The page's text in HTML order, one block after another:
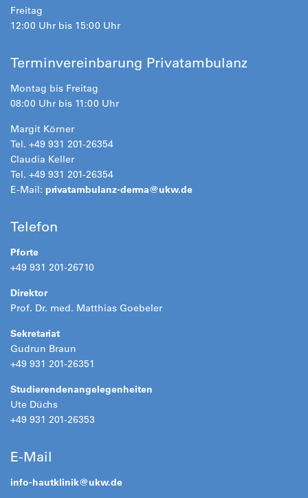
Freitag
12:00 Uhr bis 15:00 Uhr
Terminvereinbarung Privatambulanz
Montag bis Freitag
08:00 Uhr bis 11:00 Uhr
Margit Körner
Tel. +49 931 201-26354
Claudia Keller
Tel. +49 931 201-26354
E-Mail: privatambulanz-derma@ukw.de
Telefon
Pforte
+49 931 201-26710
Direktor
Prof. Dr. med. Matthias Goebeler
Sekretariat
Gudrun Braun
+49 931 201-26351
Studierendenangelegenheiten
Ute Düchs
+49 931 201-26353
E-Mail
info-hautklinik@ukw.de